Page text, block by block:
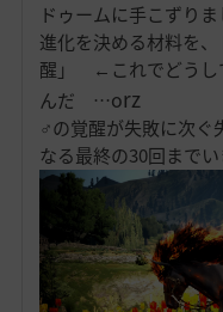
ドゥームに手こずりま
進化を決める材料を
醒」 ←これでどうし
んだ …orz
♂の覚醒が失敗に次ぐ
なる最終の30回までい